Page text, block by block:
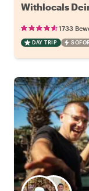
Withlocals
1733
DAY TRIP